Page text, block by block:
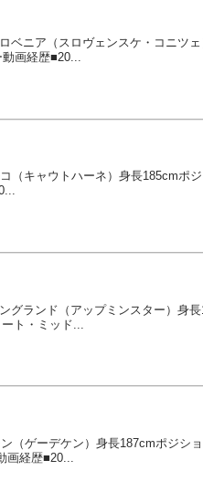
ベニア（スロヴェンスケ・コニツ
画経歴■20...
（キャウトハーネ）身長185cmポ
グランド（アップミンスター）身
ト・ミッド...
（ゲーデケン）身長187cmポジシ
経歴■20...